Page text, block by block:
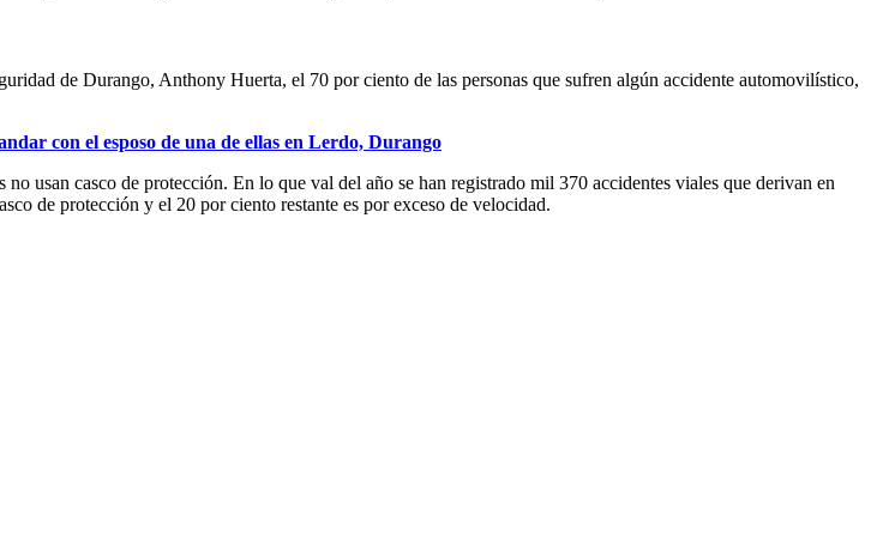
de Durango, Anthony Huerta, el 70 por ciento de las personas que sufren algún accidente automovilístico,
con el esposo de una de ellas en Lerdo, Durango
usan casco de protección. En lo que val del año se han registrado mil 370 accidentes viales que derivan en
de protección y el 20 por ciento restante es por exceso de velocidad.